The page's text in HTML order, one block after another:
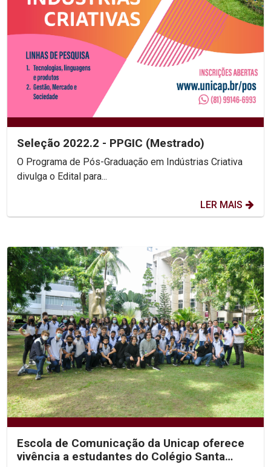
Seleção 2022.2 - PPGIC (Mestrado)
O Programa de Pós-Graduação em Indústrias Criativa
divulga o Edital para...
LER MAIS
Escola de Comunicação da Unicap oferece
vivência a estudantes do Colégio Santa